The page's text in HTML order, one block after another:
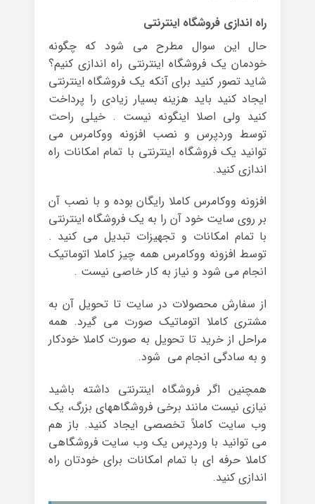
راه اندازی فروشگاه اینترنتی
حال این سوال مطرح می شود که چگونه
خودمان یک فروشگاه اینترنتی راه اندازی کنیم؟
شاید تصور کنید برای آنکه یک فروشگاه اینترنتی
ایجاد کنید باید هزینه بسیار زیادی را پرداخت
کنید ولی اصلا اینگونه نیست . خیلی راحت
توسط وردپرس و نصب افزونه ووکامرس می
توانید یک فروشگاه اینترنتی با تمام امکانات راه
اندازی کنید.
افزونه ووکامرس کاملا رایگان بوده و با نصب آن
بر روی سایت خود آن را به یک فروشگاه اینترنتی
با تمام امکانات و تجهیزات تبدیل می کنید .
توسط افزونه ووکامرس همه چیز کاملا اتوماتیک
انجام می شود و نیاز به کار خاصی نیست .
از سفارش محصولات در سایت تا تحویل آن به
مشتری کاملا اتوماتیک صورت می گیرد. همه
مراحل از خرید تا تحویل به صورت کاملا خودکار
و به سادگی انجام می شود.
همچنین اگر فروشگاه اینترنتی داشته باشید
نیازی نیست مانند برخی فروشگاههای بزرگ، یک
وب سایت کاملاً تخصصی ایجاد کنید. باز هم
می توانید با وردپرس یک وب سایت فروشگاهی
کاملا حرفه ای با تمام امکانات برای خودتان راه
اندازی کنید.